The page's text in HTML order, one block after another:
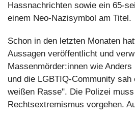
Hassnachrichten sowie ein 65-
einem Neo-Nazisymbol am Titel.
Schon in den letzten Monaten
Aussagen veröffentlicht und
Massenmörder:innen wie
und die LGBTIQ-Community
weißen Rasse". Die Polizei
Rechtsextremismus vorgehen.